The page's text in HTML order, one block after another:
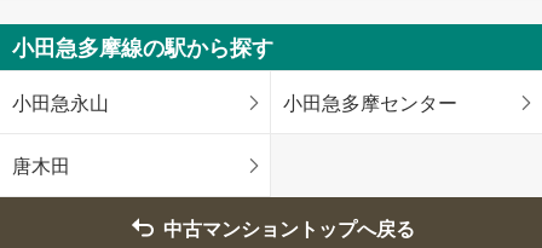
八王子市 立川市
武蔵野市 府中市
調布市
国分寺市
小田急多摩線の駅から探す
小田急永山 小田急多摩センター
唐木田
中古マンショントップへ戻る